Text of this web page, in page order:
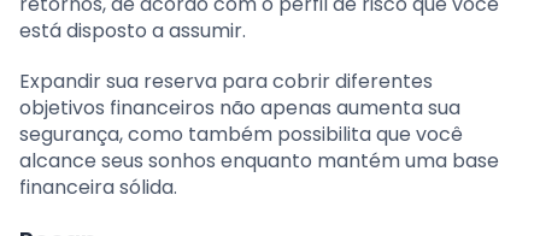
está disposto a assumir.
Expandir sua reserva para cobrir diferentes
objetivos financeiros não apenas aumenta sua
segurança, como também possibilita que você
alcance seus sonhos enquanto mantém uma base
financeira sólida.